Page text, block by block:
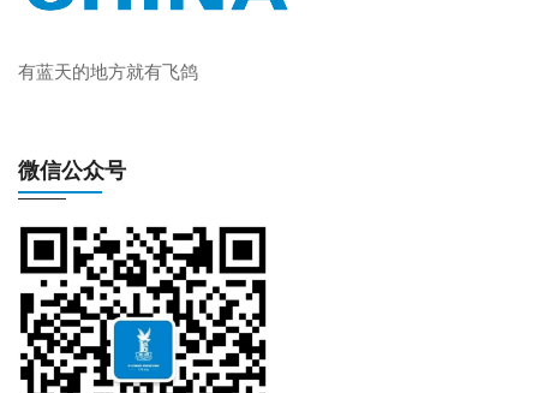
有蓝天的地方就有飞鸽
微信公众号